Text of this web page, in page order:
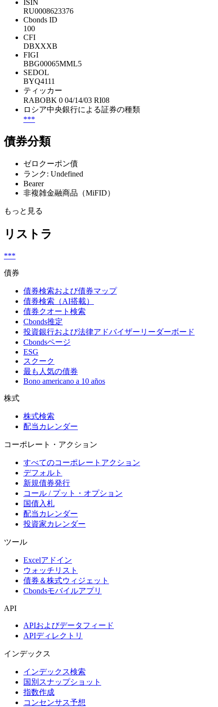
ISIN
RU0008623376
Cbonds ID
100
CFI
DBXXXB
FIGI
BBG00065MML5
SEDOL
BYQ4111
ティッカー
RABOBK 0 04/14/03 RI08
ロシア中央銀行による証券の種類
***
債券分類
ゼロクーポン債
ランク: Undefined
Bearer
非複雑金融商品（MiFID）
もっと見る
リストラ
***
債券
債券検索および債券マップ
債券検索（AI搭載）
債券クオート検索
Cbonds推定
投資銀行および法律アドバイザーリーダーボード
Cbondsページ
ESG
スクーク
最も人気の債券
Bono americano a 10 años
株式
株式検索
配当カレンダー
コーポレート・アクション
すべてのコーポレートアクション
デフォルト
新規債券発行
コール / プット・オプション
国債入札
配当カレンダー
投資家カレンダー
ツール
Excelアドイン
ウォッチリスト
債券＆株式ウィジェット
Cbondsモバイルアプリ
API
APIおよびデータフィード
APIディレクトリ
インデックス
インデックス検索
国別スナップショット
指数作成
コンセンサス予想